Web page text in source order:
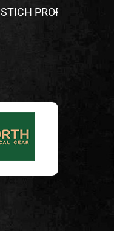
STICH PROFI